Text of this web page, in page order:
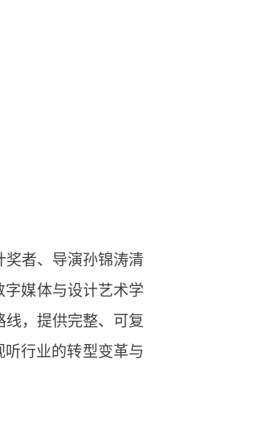
者、导演孙锦涛清
媒体与设计艺术学
线，提供完整、可复
行业的转型变革与